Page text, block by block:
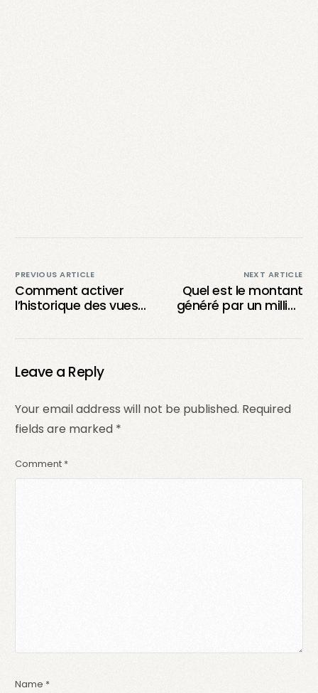
PREVIOUS ARTICLE
Comment activer
l’historique des vues
un guide essentiel
NEXT ARTICLE
Quel est le montant
généré par un million
France ?
Leave a Reply
Your email address will not be published. Required
fields are marked *
Comment *
Name *